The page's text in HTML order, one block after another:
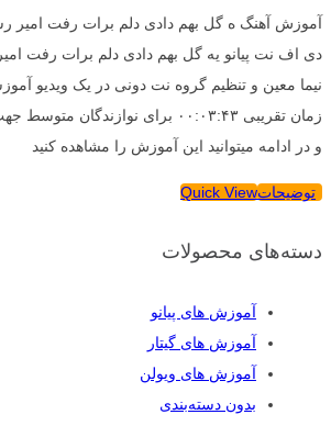
آموزش آهنگ ه گل بهم دادی دلم برات رفت امیر
دی اف نت پیانو یه گل بهم دادی دلم برات رفت
زمان تقریبی ۰۰:۰۳:۴۳ برای
و در ادامه میتوانید این آموزش را مشاهده کنید
توضیحاتQuick View
دسته‌های محصولات
آموزش های پیانو
آموزش های گیتار
آموزش های ویولن
بدون دسته‌بندی